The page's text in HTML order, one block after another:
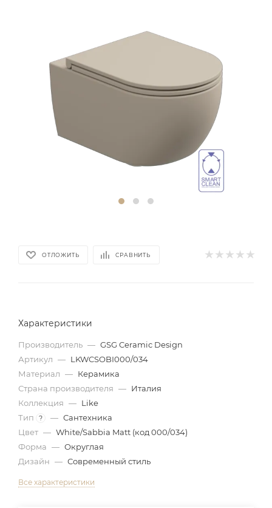
ОТЛОЖИТЬ СРАВНИТЬ
Характеристики
Производитель — GSG Ceramic Design
Артикул — LKWCSOBI000/034
Материал — Керамика
Страна производителя — Италия
Коллекция — Like
Тип
? — Сантехника
Цвет — White/Sabbia Matt (код 000/034)
Форма — Округлая
Дизайн — Современный стиль
Все характеристики